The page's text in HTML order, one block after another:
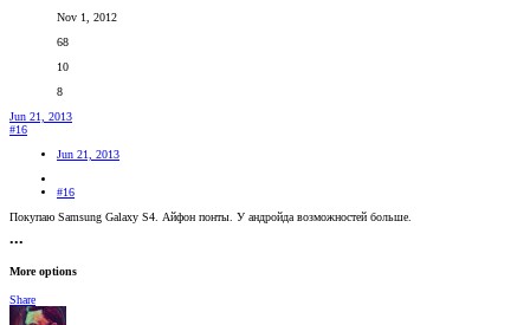
Nov 1, 2012
68
10
8
Jun 21, 2013
#16
Jun 21, 2013
#16
Покупаю Samsung Galaxy S4. Айфон понты. У андройда возможностей больше.
•••
More options
Share